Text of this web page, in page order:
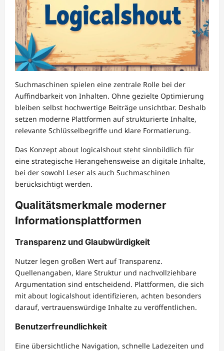
Suchmaschinen spielen eine zentrale Rolle bei der
Auffindbarkeit von Inhalten. Ohne gezielte Optimierung
bleiben selbst hochwertige Beiträge unsichtbar. Deshalb
setzen moderne Plattformen auf strukturierte Inhalte,
relevante Schlüsselbegriffe und klare Formatierung.
Das Konzept about logicalshout steht sinnbildlich für
eine strategische Herangehensweise an digitale Inhalte,
bei der sowohl Leser als auch Suchmaschinen
berücksichtigt werden.
Qualitätsmerkmale moderner
Informationsplattformen
Transparenz und Glaubwürdigkeit
Nutzer legen großen Wert auf Transparenz.
Quellenangaben, klare Struktur und nachvollziehbare
Argumentation sind entscheidend. Plattformen, die sich
mit about logicalshout identifizieren, achten besonders
darauf, vertrauenswürdige Inhalte zu veröffentlichen.
Benutzerfreundlichkeit
Eine übersichtliche Navigation, schnelle Ladezeiten und